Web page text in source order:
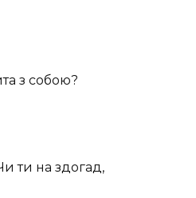
з собою?
ти на здогад,